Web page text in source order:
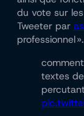
du vote sur
Tweeter par
professionnel ».
textes